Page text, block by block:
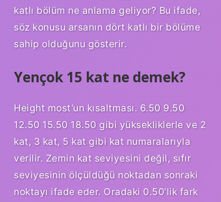
katlı bölüm ne anlama geliyor? Bu ifade,
söz konusu arsanın dört katlı bir bölüme
sahip olduğunu gösterir.
Yençok 15 kat ne demek?
Height most’un kısaltması. 6.50 9.50
12.50 15.50 18.50 gibi yüksekliklerle ve 2
kat, 3 kat, 5 kat gibi kat numaralarıyla
verilir. Zemin kat seviyesini değil, sıfır
seviyesinin ölçüldüğü noktadan sonraki
noktayı ifade eder. Oradaki 0.50’lik fark